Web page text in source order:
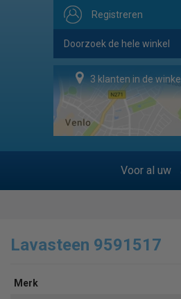
Registreren
3 klanten in de winkel
Voor al uw
Lavasteen 9591517
Merk